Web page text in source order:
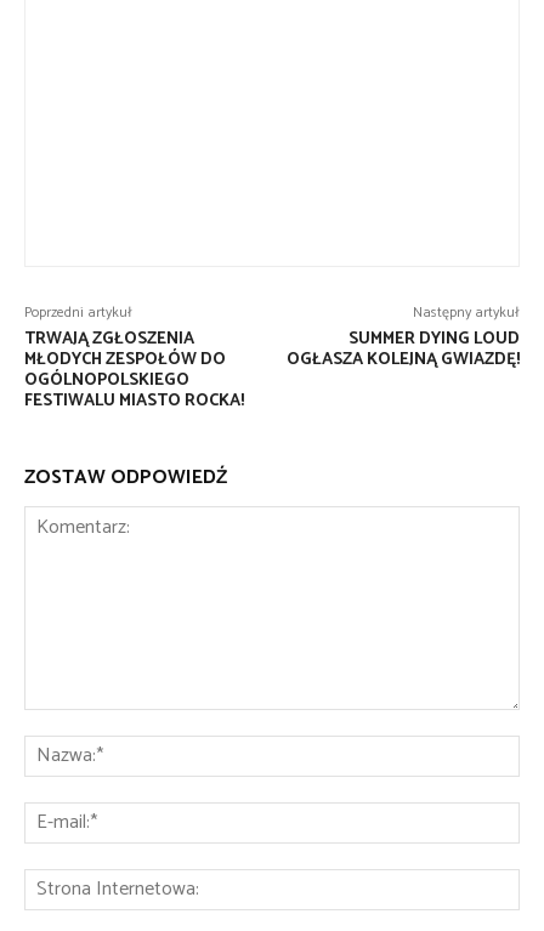
Poprzedni artykuł
TRWAJĄ ZGŁOSZENIA
MŁODYCH ZESPOŁÓW DO
OGÓLNOPOLSKIEGO
FESTIWALU MIASTO ROCKA!
Następny artykuł
SUMMER DYING LOUD
OGŁASZA KOLEJNĄ GWIAZDĘ!
ZOSTAW ODPOWIEDŹ